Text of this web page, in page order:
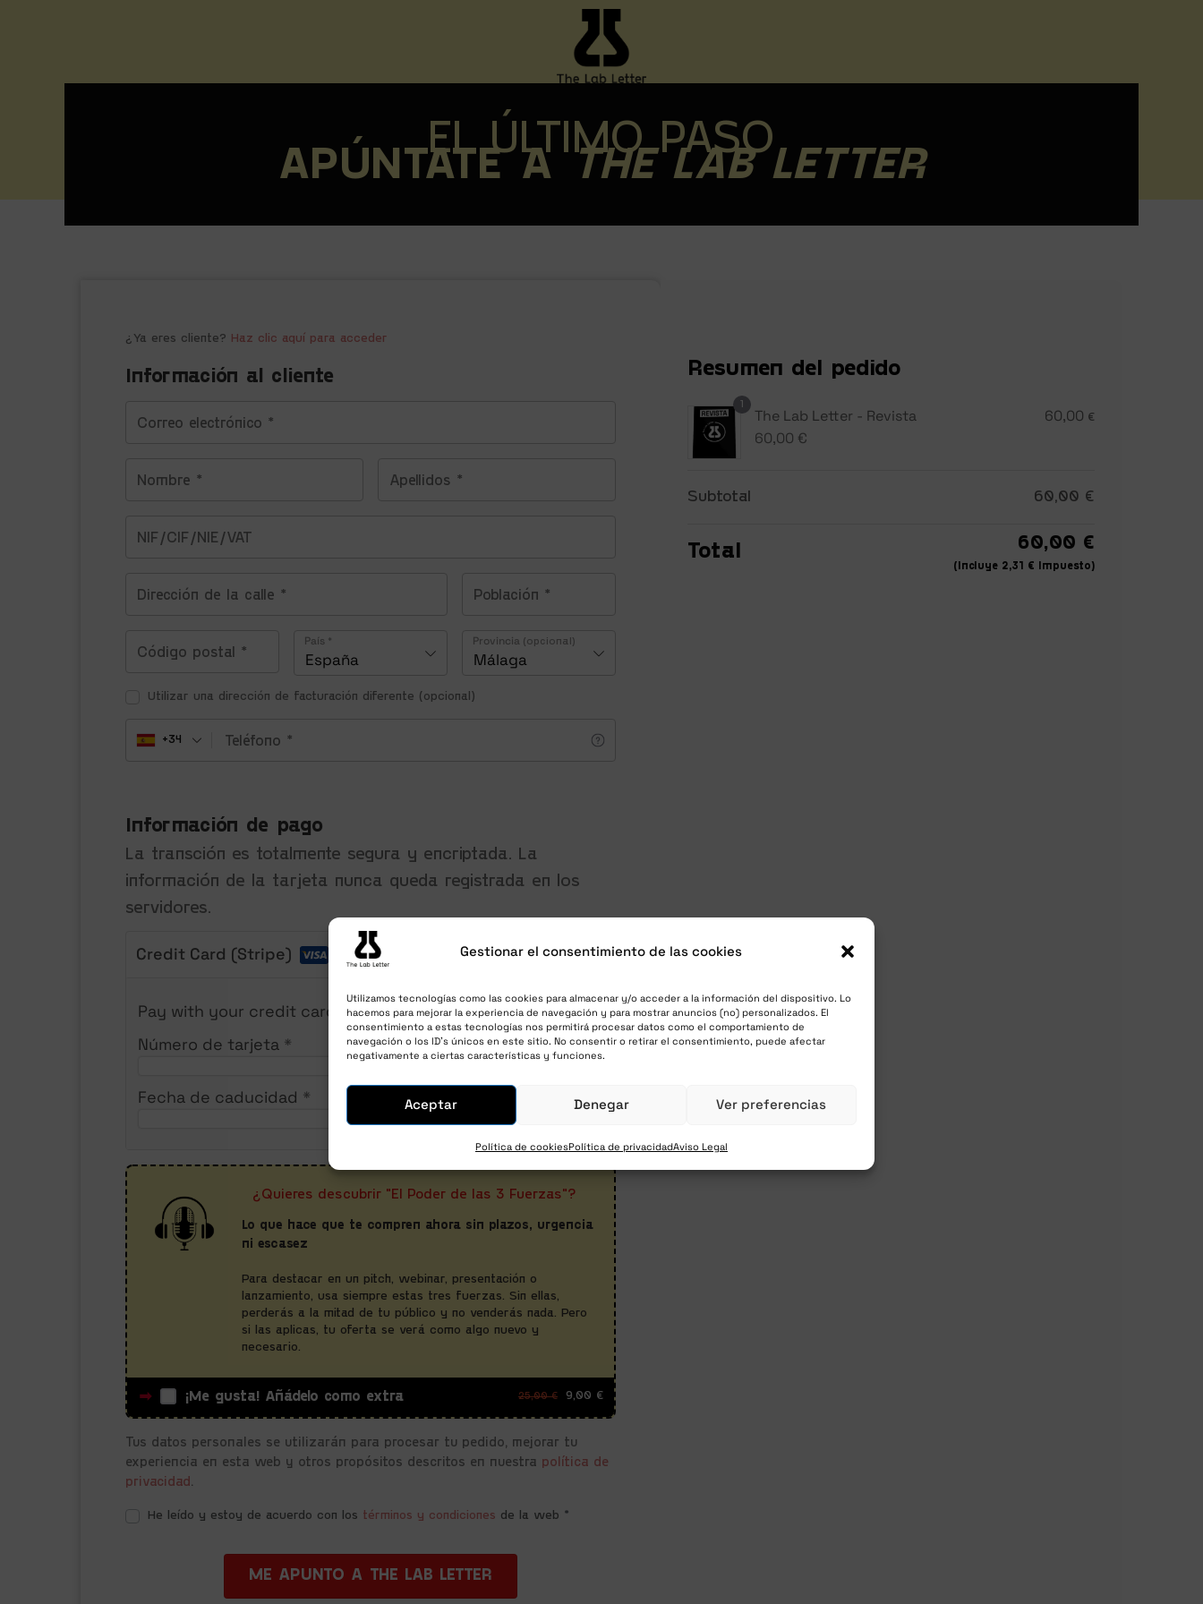
Gestionar el consentimiento de las cookies
Utilizamos tecnologías como las cookies para almacenar y/o acceder a la información del dispositivo. Lo
hacemos para mejorar la experiencia de navegación y para mostrar anuncios (no) personalizados. El
consentimiento a estas tecnologías nos permitirá procesar datos como el comportamiento de
navegación o los ID's únicos en este sitio. No consentir o retirar el consentimiento, puede afectar
negativamente a ciertas características y funciones.
Aceptar Denegar Ver preferencias
Política de cookiesPolítica de privacidadAviso Legal
EL ÚLTIMO PASO
APÚNTATE A THE LAB LETTER
¿Ya eres cliente? Haz clic aquí para acceder
Información al cliente
País *
España
Provincia (opcional)
Málaga
Utilizar una dirección de facturación diferente (opcional)
+34
Información de pago
La transción es totalmente segura y encriptada. La
información de la tarjeta nunca queda registrada en los
servidores.
Credit Card (Stripe)
Pay with your credit card via Stripe
Número de tarjeta *
Fecha de caducidad * CVV *
¿Quieres descubrir "El Poder de las 3 Fuerzas"?
Lo que hace que te compren ahora sin plazos, urgencia
ni escasez
Para destacar en un pitch, webinar, presentación o
lanzamiento, usa siempre estas tres fuerzas. Sin ellas,
perderás a la mitad de tu público y no venderás nada. Pero
si las aplicas, tu oferta se verá como algo nuevo y
necesario.
¡Me gusta! Añádelo como extra 25,00€ 9,00 €
Tus datos personales se utilizarán para procesar tu pedido, mejorar tu
experiencia en esta web y otros propósitos descritos en nuestra política de
privacidad .
He leído y estoy de acuerdo con los términos y condiciones de la web *
ME APUNTO A THE LAB LETTER
Resumen del pedido
The Lab Letter - Revista
60,00 €
60,00 €
Subtotal 60,00 €
Total 60,00 €
(incluye 2,31 € Impuesto)